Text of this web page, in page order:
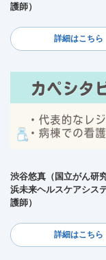
護師）
詳細はこちら
渋谷悠真（国立がん研
浜未来ヘルスケアシス
護師）
詳細はこちら